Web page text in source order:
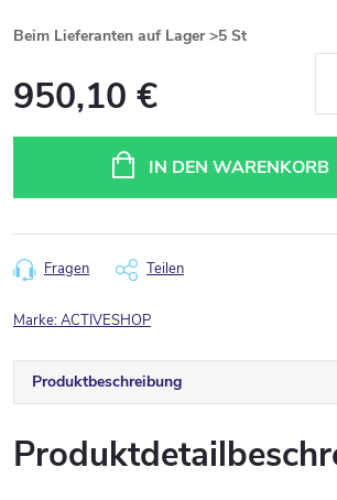
Beim Lieferanten auf Lager >5 St
950,10 €
IN DEN WARENKORB
Fragen Teilen
Marke:ACTIVESHOP
Produktbeschreibung